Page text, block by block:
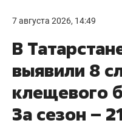
7 августа 2026, 14:49
В
выявили 8
клещевого
За сезон –